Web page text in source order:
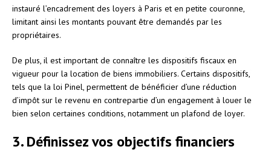
instauré l’encadrement des loyers à Paris et en petite couronne,
limitant ainsi les montants pouvant être demandés par les
propriétaires.
De plus, il est important de connaître les dispositifs fiscaux en
vigueur pour la location de biens immobiliers. Certains dispositifs,
tels que la loi Pinel, permettent de bénéficier d’une réduction
d’impôt sur le revenu en contrepartie d’un engagement à louer le
bien selon certaines conditions, notamment un plafond de loyer.
3. Définissez vos objectifs financiers